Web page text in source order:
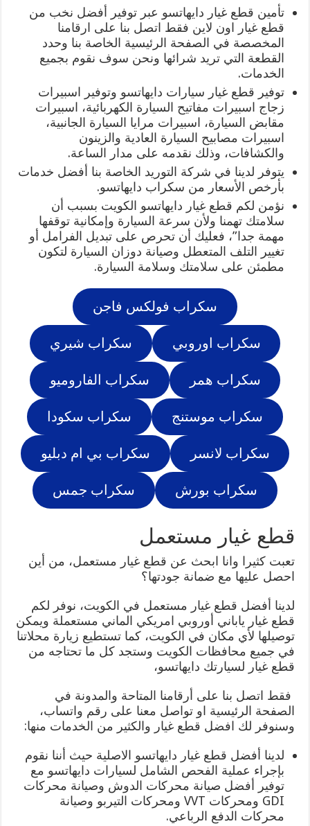
تأمين قطع غيار دايهاتسو عبر توفير أفضل نخب من
قطع غيار اون لاين فقط اتصل بنا على ارقامنا
المخصصة في الصفحة الرئيسية الخاصة بنا وحدد
القطعة التي تريد شرائها ونحن سوف نقوم بجميع
الخدمات.
توفير قطع غيار سيارات دايهاتسو وتوفير اسبيرات
زجاج اسبيرات مفاتيح السيارة الكهربائية، اسبيرات
مقابض السيارة، اسبيرات مرايا السيارة الجانبية،
اسبيرات مصابيح السيارة العادية والزينون
والكشافات، وذلك نقدمه على مدار الساعة.
يتوفر لدينا في شركة التوريد الخاصة بنا أفضل خدمات
بأرخص الأسعار من سكراب دايهاتسو.
نؤمن لكم قطع غيار دايهاتسو الكويت بسبب أن
سلامتك تهمنا ولأن سرعة السيارة وإمكانية توقفها
مهمة جدا”، فعليك أن تحرص على تبديل الفرامل أو
تغيير التلف المتعطل وصيانة دوزان السيارة لتكون
مطمئن على سلامتك وسلامة السيارة.
سكراب فولكس فاجن
سكراب اوروبي سكراب شيري
سكراب همر سكراب الفاروميو
سكراب موستنج سكراب سكودا
سكراب لانسر سكراب بي ام دبليو
سكراب بورش سكراب جمس
قطع غيار مستعمل
تعبت كثيرا وانا ابحث عن قطع غيار مستعمل، من أين
احصل عليها مع ضمانة جودتها؟
لدينا أفضل قطع غيار مستعمل في الكويت، نوفر لكم
قطع غيار ياباني أوروبي امريكي الماني مستعملة ويمكن
توصيلها لأي مكان في الكويت، كما تستطيع زيارة محلاتنا
في جميع محافظات الكويت وستجد كل ما تحتاجه من
قطع غيار لسيارتك دايهاتسو،
فقط اتصل بنا على أرقامنا المتاحة والمدونة في
الصفحة الرئيسية او تواصل معنا على رقم واتساب،
وسنوفر لك افضل قطع غيار والكثير من الخدمات منها:
لدينا أفضل قطع غيار دايهاتسو الاصلية حيث أننا نقوم
بإجراء عملية الفحص الشامل لسيارات دايهاتسو مع
توفير أفضل صيانة محركات الدوش وصيانة محركات
GDI ومحركات VVT ومحركات التيربو وصيانة
محركات الدفع الرباعي.